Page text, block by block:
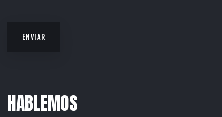
HABLEMOS